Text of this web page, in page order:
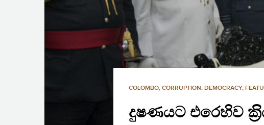
COLOMBO, CORRUPTION, DEMOCRACY,
දුෂණයට එරෙහිව